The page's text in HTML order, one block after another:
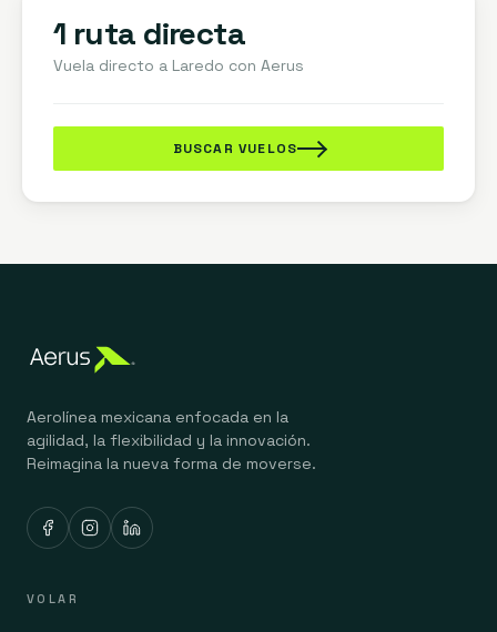
1 ruta directa
Vuela directo a Laredo con Aerus
BUSCAR VUELOS
Aerolínea mexicana enfocada en la
agilidad, la flexibilidad y la innovación.
Reimagina la nueva forma de moverse.
VOLAR